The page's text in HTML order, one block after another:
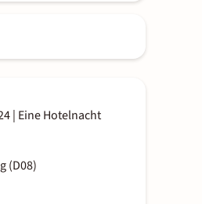
| Eine Hotelnacht
(D08)